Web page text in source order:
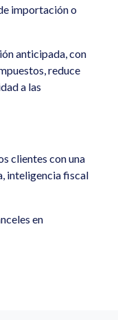
importación o
anticipada, con
reduce
a las
clientes con una
inteligencia fiscal
en